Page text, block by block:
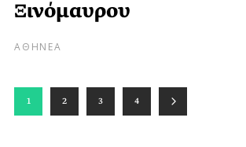
Ξινόμαυρου
ΑΘΗΝΕΑ
1 2 3 4